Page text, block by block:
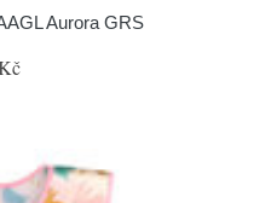
Aurora GRS